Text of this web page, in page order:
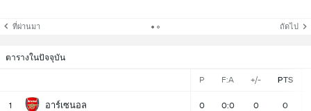
ที่ผ่านมา ถัดไป
ตารางในปัจจุบัน
P F:A +/- PTS
1 อาร์เซนอล 0 0:0 0 0